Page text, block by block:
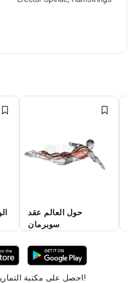
حول العالم عقد
سوبرمان
احصل على مكتبة التمارين في جيبك!